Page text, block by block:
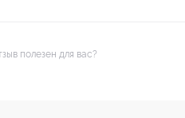
полезен для вас?